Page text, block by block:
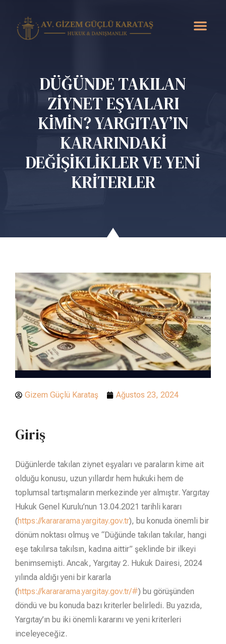
DÜĞÜNDE TAKILAN
ZİYNET EŞYALARI
KİMİN? YARGITAY’IN
KARARINDAKİ
DEĞİŞİKLİKLER VE YENİ
KRİTERLER
Gizem Güçlü Karataş Ağustos 23, 2024
Giriş
Düğünlerde takılan ziynet eşyaları ve paraların kime ait
olduğu konusu, uzun yıllardır hem hukuki hem de
toplumsal tartışmaların merkezinde yer almıştır. Yargıtay
Hukuk Genel Kurulu’nun 13.04.2021 tarihli kararı
(https://karararama.yargitay.gov.tr), bu konuda önemli bir
dönüm noktası olmuş ve “Düğünde takılan takılar, hangi
eşe takılırsa takılsın, kadına aittir” şeklinde bir ilkeyi
benimsemişti. Ancak, Yargıtay 2. Hukuk Dairesi, 2024
yılında aldığı yeni bir kararla
(https://karararama.yargitay.gov.tr/#) bu görüşünden
döndü ve bu konuda bazı kriterler belirledi. Bu yazıda,
Yargıtay’ın bu iki önemli kararını ve yeni kriterleri
inceleyeceğiz.